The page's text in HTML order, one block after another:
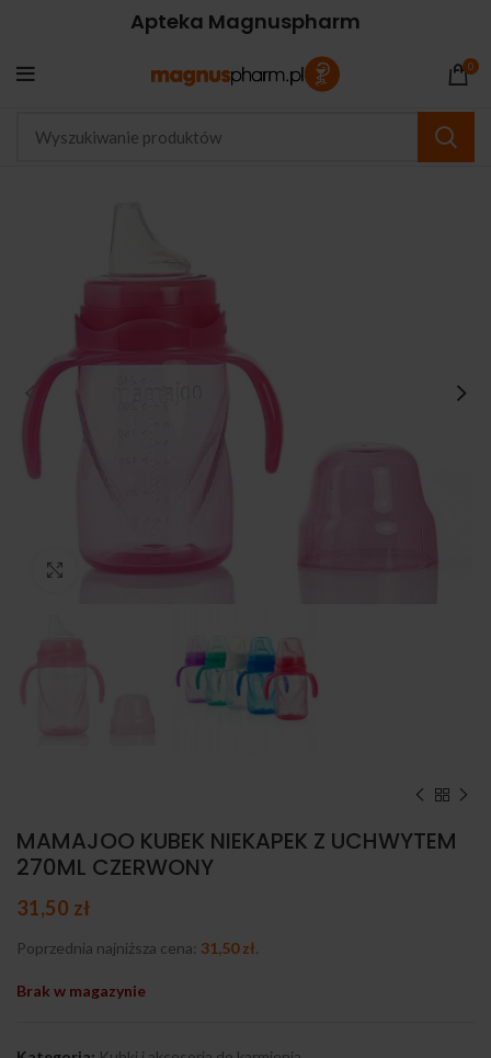
Apteka Magnuspharm
0
Kliknij, aby powiększyć
MAMAJOO KUBEK NIEKAPEK Z UCHWYTEM
270ML CZERWONY
31,50 zł
Poprzednia najniższa cena: 31,50zł.
Brak w magazynie